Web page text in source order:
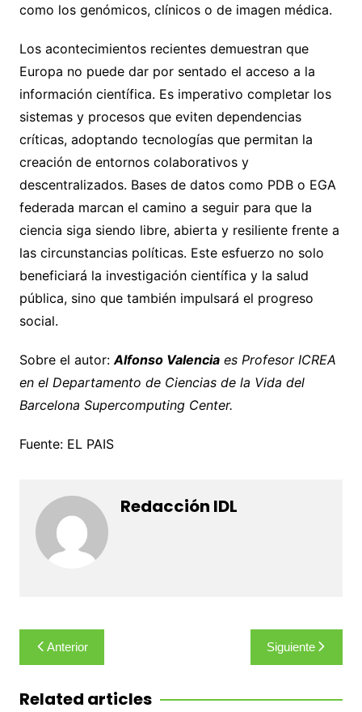
como los genómicos, clínicos o de imagen médica.
Los acontecimientos recientes demuestran que
Europa no puede dar por sentado el acceso a la
información científica. Es imperativo completar los
sistemas y procesos que eviten dependencias
críticas, adoptando tecnologías que permitan la
creación de entornos colaborativos y
descentralizados. Bases de datos como PDB o EGA
federada marcan el camino a seguir para que la
ciencia siga siendo libre, abierta y resiliente frente a
las circunstancias políticas. Este esfuerzo no solo
beneficiará la investigación científica y la salud
pública, sino que también impulsará el progreso
social.
Sobre el autor:Alfonso Valenciaes Profesor ICREA
en el Departamento de Ciencias de la Vida del
Barcelona Supercomputing Center.
Fuente: EL PAIS
Redacción IDL
Navegación
de
entradas
Anterior Siguiente
Related articles